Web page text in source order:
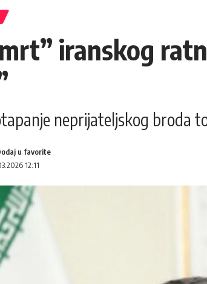
iranskog
neprijateljskog broda
12:11